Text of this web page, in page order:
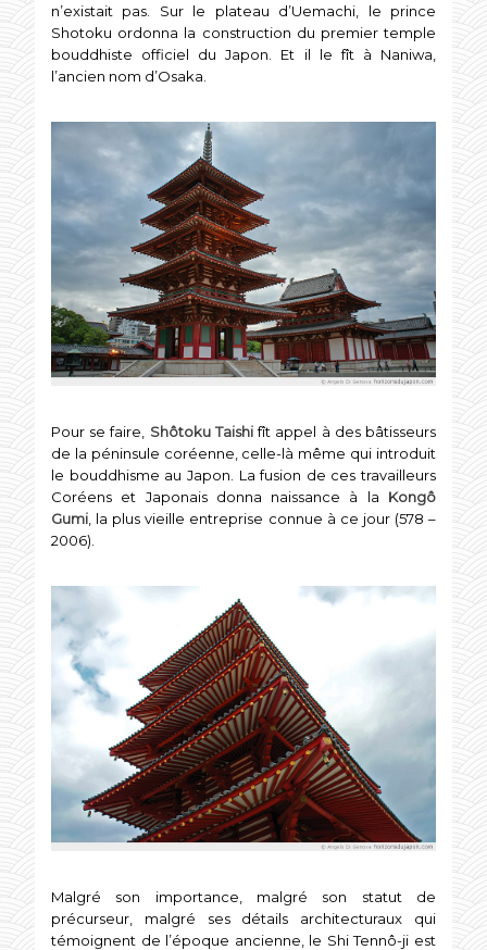
n’existait pas. Sur le plateau d’Uemachi, le prince
Shotoku ordonna la construction du premier temple
bouddhiste officiel du Japon. Et il le fît à Naniwa,
l’ancien nom d’Osaka.
Pour se faire, Shôtoku Taishifît appel à des bâtisseurs
de la péninsule coréenne, celle-là même qui introduit
le bouddhisme au Japon. La fusion de ces travailleurs
Coréens et Japonais donna naissance à la Kongô
Gumi, la plus vieille entreprise connue à ce jour (578 –
2006).
Malgré son importance, malgré son statut de
précurseur, malgré ses détails architecturaux qui
témoignent de l’époque ancienne, le Shi Tennô-ji est